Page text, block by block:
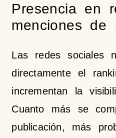
Presencia en
menciones de
Las redes sociales
directamente el
incrementan la
Cuanto más se
publicación, más